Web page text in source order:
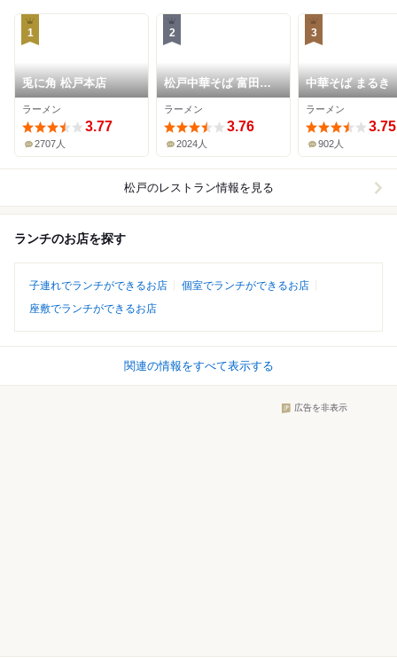
1
兎に角 松戸本店
ラーメン
3.77
2707人
2
松戸中華そば 富田食
堂
ラーメン
3.76
2024人
3
中華そば まるき
ラーメン
3.75
902人
松戸のレストラン情報を見る
ランチのお店を探す
子連れでランチができるお店
個室でランチができるお店
座敷でランチができるお店
関連の情報をすべて表示する
広告を非表示